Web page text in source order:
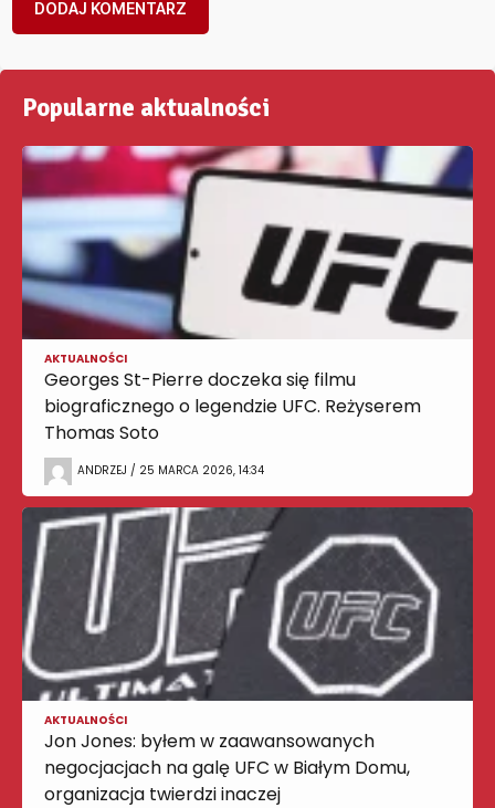
Popularne aktualności
AKTUALNOŚCI
Georges St-Pierre doczeka się filmu
biograficznego o legendzie UFC. Reżyserem
Thomas Soto
ANDRZEJ / 25 MARCA 2026, 14:34
AKTUALNOŚCI
Jon Jones: byłem w zaawansowanych
negocjacjach na galę UFC w Białym Domu,
organizacja twierdzi inaczej